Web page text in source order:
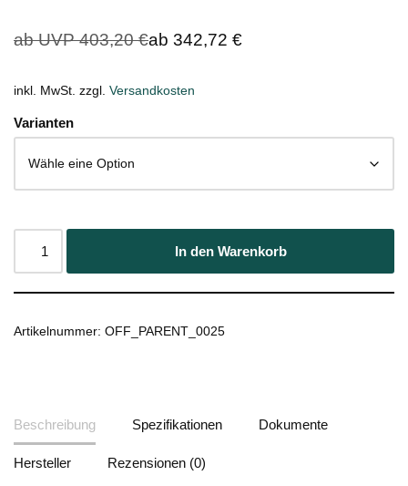
ab UVP403,20€ab 342,72 €
inkl. MwSt. zzgl. Versandkosten
Varianten
In den Warenkorb
Artikelnummer: OFF_PARENT_0025
Beschreibung Spezifikationen Dokumente
Hersteller Rezensionen (0)